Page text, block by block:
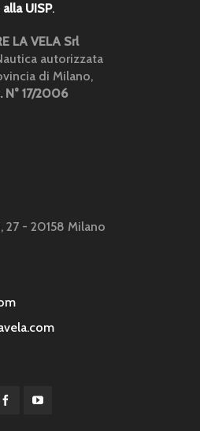
alla UISP.
LA VELA Srl
autorizzata
di Milano,
N° 17/2006
27 - 20158 Milano